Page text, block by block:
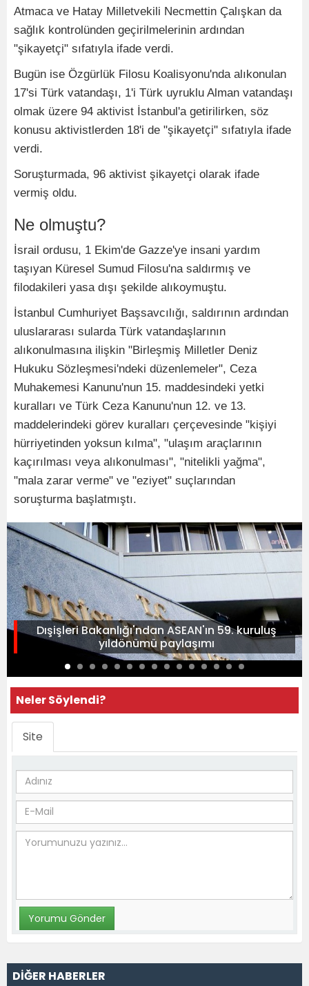
Atmaca ve Hatay Milletvekili Necmettin Çalışkan da
sağlık kontrolünden geçirilmelerinin ardından
"şikayetçi" sıfatıyla ifade verdi.
Bugün ise Özgürlük Filosu Koalisyonu'nda alıkonulan
17'si Türk vatandaşı, 1'i Türk uyruklu Alman vatandaşı
olmak üzere 94 aktivist İstanbul'a getirilirken, söz
konusu aktivistlerden 18'i de "şikayetçi" sıfatıyla ifade
verdi.
Soruşturmada, 96 aktivist şikayetçi olarak ifade
vermiş oldu.
Ne olmuştu?
İsrail ordusu, 1 Ekim'de Gazze'ye insani yardım
taşıyan Küresel Sumud Filosu'na saldırmış ve
filodakileri yasa dışı şekilde alıkoymuştu.
İstanbul Cumhuriyet Başsavcılığı, saldırının ardından
uluslararası sularda Türk vatandaşlarının
alıkonulmasına ilişkin "Birleşmiş Milletler Deniz
Hukuku Sözleşmesi'ndeki düzenlemeler", Ceza
Muhakemesi Kanunu'nun 15. maddesindeki yetki
kuralları ve Türk Ceza Kanunu'nun 12. ve 13.
maddelerindeki görev kuralları çerçevesinde "kişiyi
hürriyetinden yoksun kılma", "ulaşım araçlarının
kaçırılması veya alıkonulması", "nitelikli yağma",
"mala zarar verme" ve "eziyet" suçlarından
soruşturma başlatmıştı.
Dışişleri Bakanlığı'ndan ASEAN'ın 59. kuruluş
yıldönümü paylaşımı
Neler Söylendi?
Site
DİĞER HABERLER